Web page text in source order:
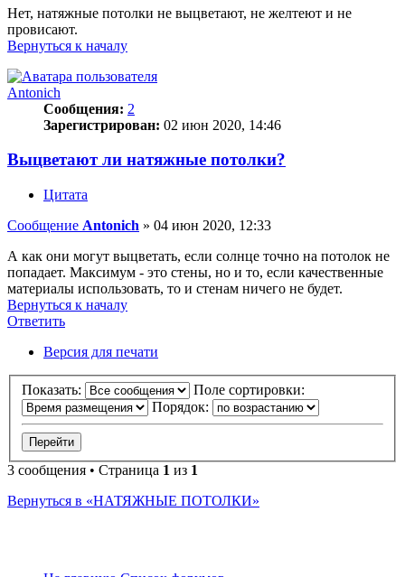
Нет, натяжные потолки не выцветают, не желтеют и не
провисают.
Вернуться к началу
Antonich
Сообщения: 2
Зарегистрирован: 02 июн 2020, 14:46
Выцветают ли натяжные потолки?
Цитата
Сообщение Antonich » 04 июн 2020, 12:33
А как они могут выцветать, если солнце точно на потолок не
попадает. Максимум - это стены, но и то, если качественные
материалы использовать, то и стенам ничего не будет.
Вернуться к началу
Ответить
Ответить
Версия для печати
Показать:
Поле сортировки:
Порядок:
3 сообщения • Страница 1 из 1
Вернуться в «НАТЯЖНЫЕ ПОТОЛКИ»